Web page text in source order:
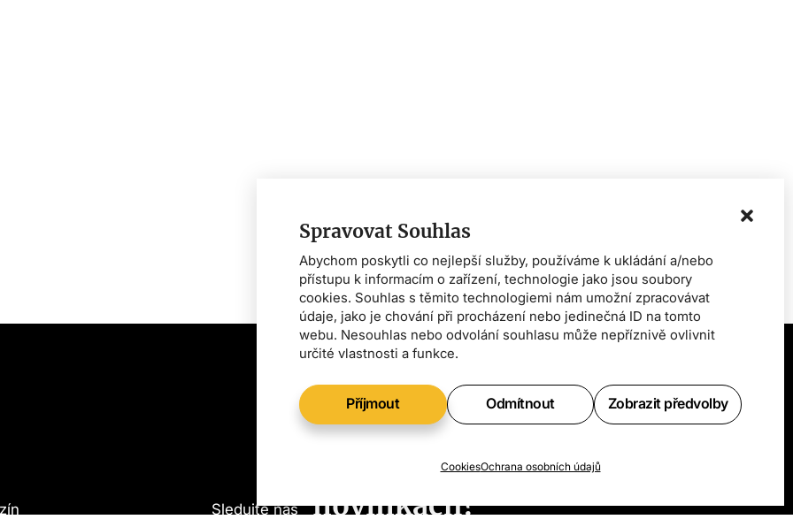
Spravovat Souhlas
Abychom poskytli co nejlepší služby, používáme k ukládání a/nebo
přístupu k informacím o zařízení, technologie jako jsou soubory
cookies. Souhlas s těmito technologiemi nám umožní zpracovávat
údaje, jako je chování při procházení nebo jedinečná ID na tomto
webu. Nesouhlas nebo odvolání souhlasu může nepříznivě ovlivnit
určité vlastnosti a funkce.
Příjmout Odmítnout Zobrazit předvolby
CookiesOchrana osobních údajů
Sledujte nás
Chcete vědět
novinkách?